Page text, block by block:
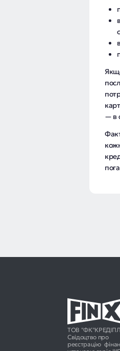
— в
ТОВ
Свідоцтво про
реєстрацію